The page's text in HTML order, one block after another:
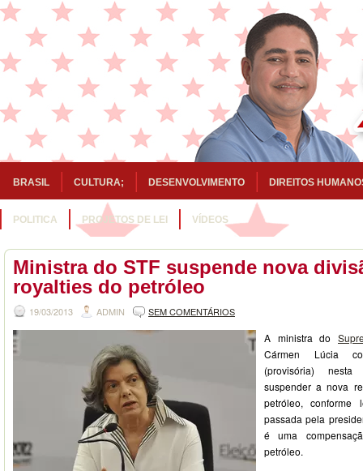
BRASIL CULTURA; DESENVOLVIMENTO DIREITOS
POLITICA PROJETOS DE LEI VÍDEOS
Ministra do STF suspende nova
royalties do petróleo
19/03/2013 ADMIN SEM COMENTÁRIOS
A ministra do
Cármen Lúcia
(provisória)
suspender a nova
petróleo, conforme
passada pela
é uma
petróleo.